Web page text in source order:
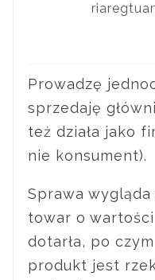
Prowadzę
sprzedaję
też działa jako
nie konsument).
Sprawa wygląda
towar o wartości
dotarła, po
produkt jest